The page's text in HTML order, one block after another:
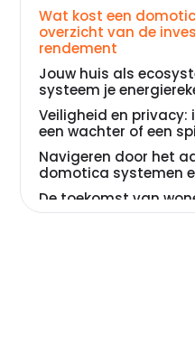
Wat kost een
overzicht van de
rendement
Jouw huis als
systeem je
Veiligheid en
een wachter of een
Navigeren door het
domotica systemen
De toekomst van
investering